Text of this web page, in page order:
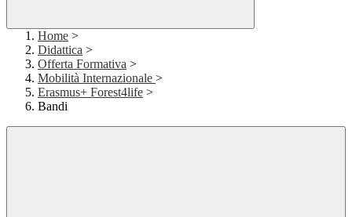
Home >
Didattica >
Offerta Formativa >
Mobilità Internazionale >
Erasmus+ Forest4life >
Bandi